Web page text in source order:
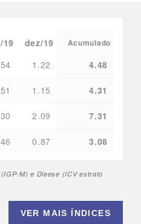
19 dez/19
Acumulado
1.22 4.48
1.15 4.31
2.09 7.31
0.87 3.08
M) e Dieese (ICV estrato
VER MAIS ÍNDICES